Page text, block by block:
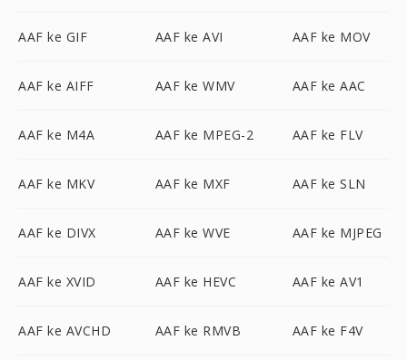
AAF ke GIF AAF ke AVI AAF ke MOV
AAF ke AIFF AAF ke WMV AAF ke AAC
AAF ke M4A AAF ke MPEG-2 AAF ke FLV
AAF ke MKV AAF ke MXF AAF ke SLN
AAF ke DIVX AAF ke WVE AAF ke MJPEG
AAF ke XVID AAF ke HEVC AAF ke AV1
AAF ke AVCHD AAF ke RMVB AAF ke F4V